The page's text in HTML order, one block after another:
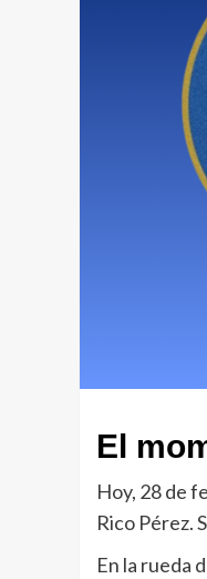
El
Hoy, 28 de
Rico Pérez.
En la rueda